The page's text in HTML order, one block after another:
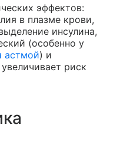
эффектов:
в плазме крови,
инсулина,
(особенно у
астмой) и
риск